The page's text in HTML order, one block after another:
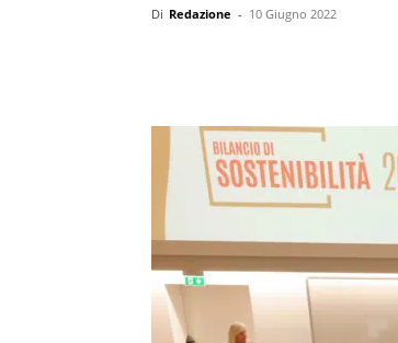
Di Redazione - 10 Giugno 2022